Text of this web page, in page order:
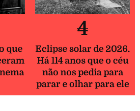
que
4
Eclipse solar de 2026.
Há 114 anos que o céu
não nos pedia para
parar e olhar para ele